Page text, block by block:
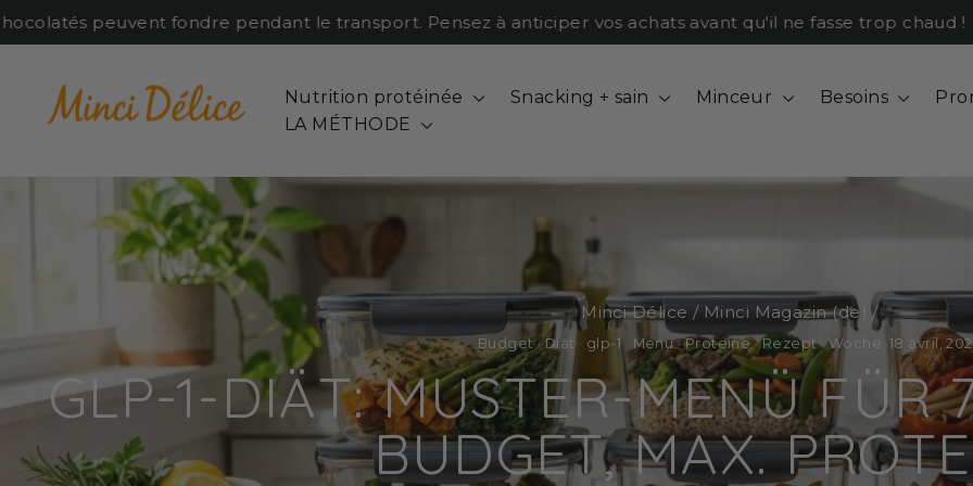
Passer
au
peuvent fondre pendant le transport. Pensez à anticiper vos achats avant qu'il ne fasse trop chaud !
Nutrition protéinée Snacking + sain Minceur Besoins
LA MÉTHODE
Minci Délice / Minci Magazin (de) /
Budget·Diät · glp-1 · Menü·Proteine·Rezept·Woche ·18 avril,
GLP-1-DIÄT: MUSTER-MENÜ FÜR
BUDGET, MAX.